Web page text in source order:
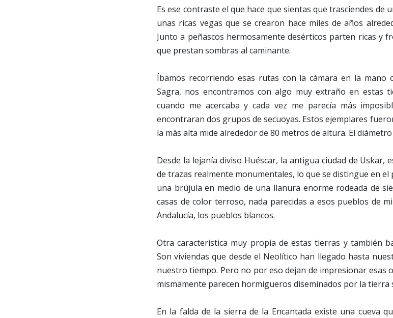
Es ese contraste el que hace que sientas que trasciendes de
unas ricas vegas que se crearon hace miles de años
Junto a peñascos hermosamente desérticos parten ricas y
que prestan sombras al caminante.
Íbamos recorriendo esas rutas con la cámara en la mano
Sagra, nos encontramos con algo muy extraño en estas
cuando me acercaba y cada vez me parecía más
encontraran dos grupos de secuoyas. Estos ejemplares
la más alta mide alrededor de 80 metros de altura. El
Desde la lejanía diviso Huéscar, la antigua ciudad de Uskar,
de trazas realmente monumentales, lo que se distingue en el
una brújula en medio de una llanura enorme rodeada de
casas de color terroso, nada parecidas a esos pueblos de
Andalucía, los pueblos blancos.
Otra característica muy propia de estas tierras y también
Son viviendas que desde el Neolítico han llegado hasta
nuestro tiempo. Pero no por eso dejan de impresionar esas
mismamente parecen hormigueros diseminados por la tierra
En la falda de la sierra de la Encantada existe una cueva